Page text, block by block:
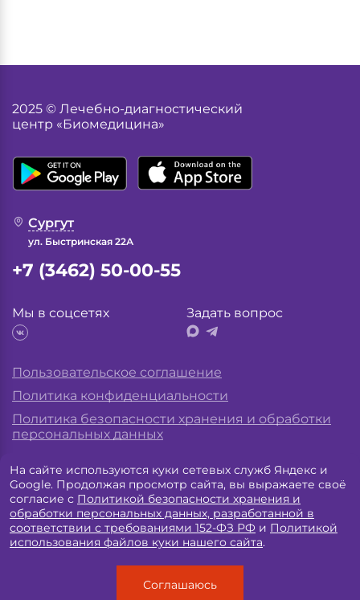
2025 © Лечебно-диагностический
центр «Биомедицина»
Сургут
ул. Быстринская 22А
+7 (3462) 50-00-55
Мы в соцсетях Задать вопрос
Пользовательское соглашение
Политика конфиденциальности
Политика безопасности хранения и обработки
персональных данных
Разработка сайта «Экспресс лаб»
На сайте используются куки сетевых служб Яндекс и
Google. Продолжая просмотр сайта, вы выражаете своё
согласие с Политикой безопасности хранения и
обработки персональных данных, разработанной в
соответствии с требованиями 152-ФЗ РФ и Политикой
использования файлов куки нашего сайта.
Соглашаюсь